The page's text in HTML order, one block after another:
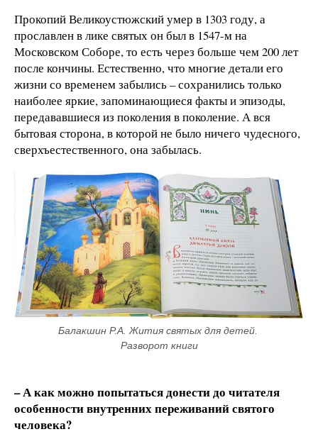
Прокопий Великоустюжский умер в 1303 году, а
прославлен в лике святых он был в 1547-м на
Московском Соборе, то есть через больше чем 200 лет
после кончины. Естественно, что многие детали его
жизни со временем забылись – сохранились только
наиболее яркие, запоминающиеся факты и эпизоды,
передававшиеся из поколения в поколение. А вся
бытовая сторона, в которой не было ничего чудесного,
сверхъестественного, она забылась.
Балакшин Р.А. Жития святых для детей.
Разворот книги
– А как можно попытаться донести до читателя
особенности внутренних переживаний святого
человека?